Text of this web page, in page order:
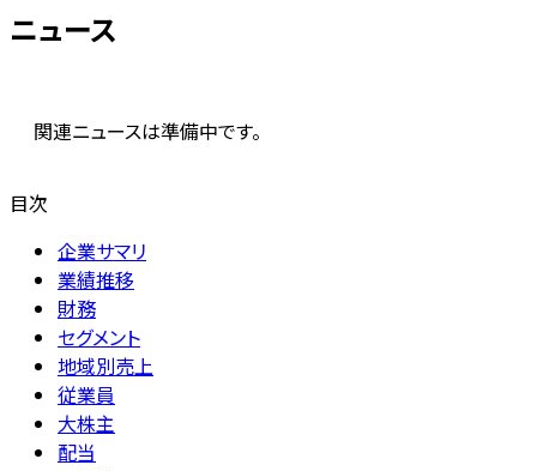
ニュース
関連ニュースは準備中です。
目次
企業サマリ
業績推移
財務
セグメント
地域別売上
従業員
大株主
配当